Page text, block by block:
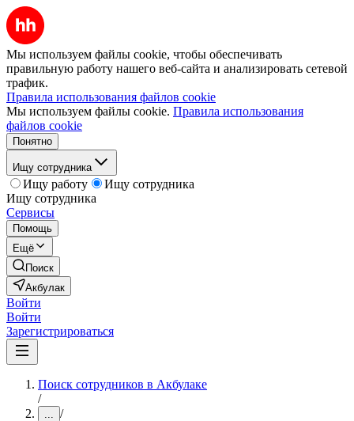
Мы используем файлы cookie, чтобы обеспечивать
правильную работу нашего веб-сайта и анализировать сетевой
трафик.
Правила использования файлов cookie
Мы используем файлы cookie. Правила использования
файлов cookie
Понятно
Ищу сотрудника
Ищу работу
Ищу сотрудника
Ищу сотрудника
Сервисы
Помощь
Ещё
Поиск
Акбулак
Войти
Войти
Зарегистрироваться
Поиск сотрудников в Акбулаке
/
... /